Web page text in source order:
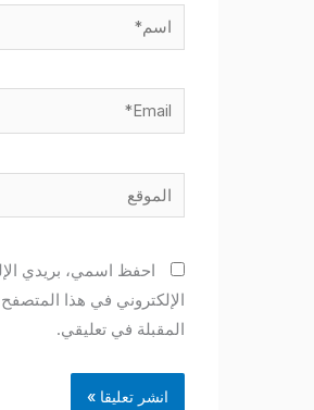
احفظ اسمي، بريدي
الإلكتروني في هذا المتصفح
المقبلة في تعليقي.